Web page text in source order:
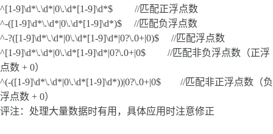
^[1-9]\d*\.\d*|0\.\d*[1-9]\d*$ //匹配正浮点数
^-([1-9]\d*\.\d*|0\.\d*[1-9]\d*)$ //匹配负浮点数
^-?([1-9]\d*\.\d*|0\.\d*[1-9]\d*|0?\.0+|0)$ //匹配浮点数
^[1-9]\d*\.\d*|0\.\d*[1-9]\d*|0?\.0+|0$ //匹配非负浮点数（正浮
点数 + 0）
^(-([1-9]\d*\.\d*|0\.\d*[1-9]\d*))|0?\.0+|0$ //匹配非正浮点数（负
浮点数 + 0）
评注：处理大量数据时有用，具体应用时注意修正